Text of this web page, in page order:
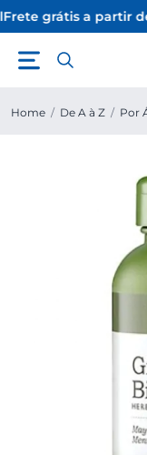
grátis a partir de
Home / De A à Z / Por